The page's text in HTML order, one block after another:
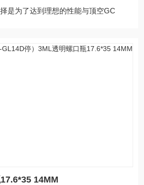
是为了达到理想的性能与顶空GC
14MM